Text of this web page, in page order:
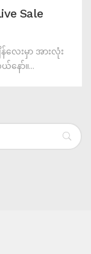
Sale
ေးမှာ အားလုံး
နော်။...